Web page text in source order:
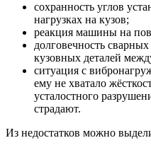
сохранность углов
нагрузках на кузов;
реакция машины на
долговечность
кузовных деталей
ситуация с
ему не хватало
усталостного
страдают.
Из недостатков можно